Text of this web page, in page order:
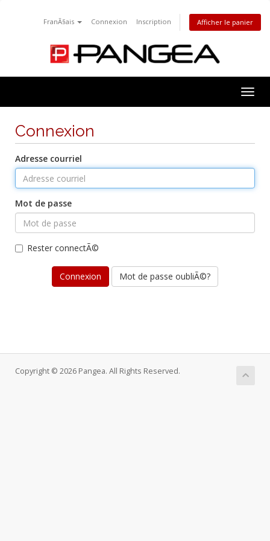
FranÃ§ais Connexion Inscription Afficher le panier
Connexion
Adresse courriel
Mot de passe
Rester connectÃ©
Mot de passe oubliÃ©?
Copyright © 2026 Pangea. All Rights Reserved.